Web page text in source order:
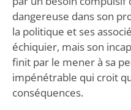
dangereuse dans son
la politique et ses
échiquier, mais son
finit par le mener à sa
impénétrable qui croit
conséquences.